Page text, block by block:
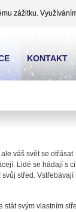
zážitku.
ale váš svět se otřásat
Lidé se hádají s
střed. Vstřebávají
stát svým vlastním
KONTAKT